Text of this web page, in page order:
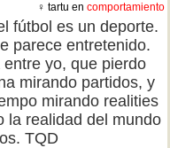
♀ tartu en comportamiento
fútbol es un deporte.
parece entretenido.
yo, que pierdo
mirando partidos, y
mirando realities
la realidad del mundo
TQD